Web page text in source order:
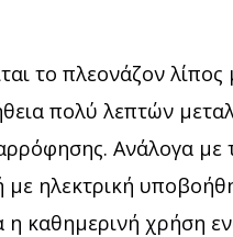
το πλεονάζον
πολύ λεπτών
Ανάλογα με
ηλεκτρική
η καθημερινή